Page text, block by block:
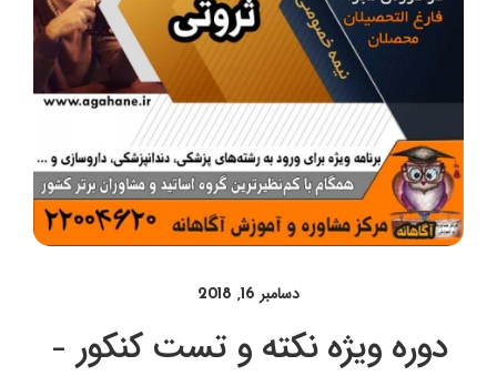
دسامبر 16, 2018
دوره ویژه نکته و تست کنکور –